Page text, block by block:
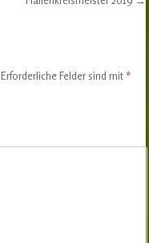
Erforderliche Felder sind mit *